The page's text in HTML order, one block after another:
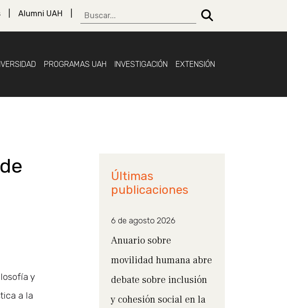
Alumni UAH
PROGRAMAS UAH INVESTIGACIÓN EXTENSIÓN
y
a la
Últimas
publicaciones
6 de agosto 2026
Anuario sobre
movilidad humana abre
debate sobre inclusión
y cohesión social en la